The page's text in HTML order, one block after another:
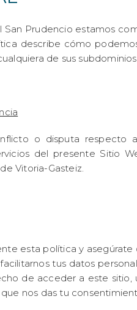
San Prudencio estamos
describe cómo
de sus
o disputa respecto
del presente Sitio
Vitoria-Gasteiz.
esta política y
tus datos
de acceder a este
nos das tu